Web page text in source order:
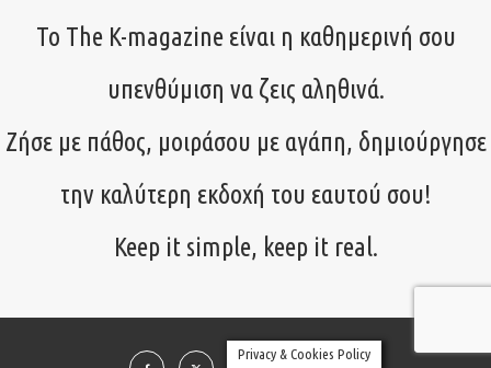
Το The K-magazine είναι η καθημερινή σου
υπενθύμιση να ζεις αληθινά.
Ζήσε με πάθος, μοιράσου με αγάπη, δημιούργησε
την καλύτερη εκδοχή του εαυτού σου!
Keep it simple, keep it real.
Privacy & Cookies Policy